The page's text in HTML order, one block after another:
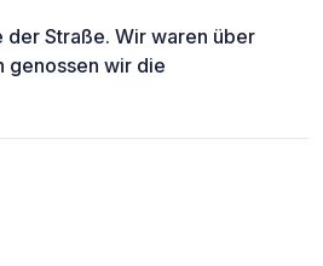
der Straße. Wir waren über
genossen wir die